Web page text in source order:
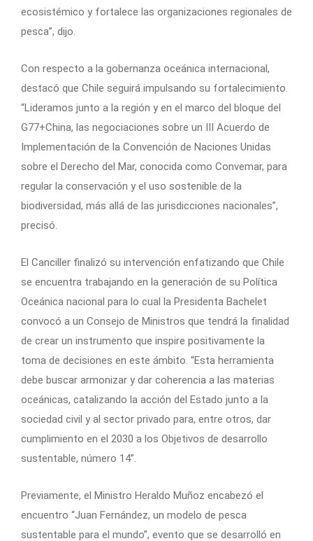
ecosistémico y fortalece las organizaciones regionales de
pesca”, dijo.
Con respecto a la gobernanza oceánica internacional,
destacó que Chile seguirá impulsando su fortalecimiento.
“Lideramos junto a la región y en el marco del bloque del
G77+China, las negociaciones sobre un III Acuerdo de
Implementación de la Convención de Naciones Unidas
sobre el Derecho del Mar, conocida como Convemar, para
regular la conservación y el uso sostenible de la
biodiversidad, más allá de las jurisdicciones nacionales”,
precisó.
El Canciller finalizó su intervención enfatizando que Chile
se encuentra trabajando en la generación de su Política
Oceánica nacional para lo cual la Presidenta Bachelet
convocó a un Consejo de Ministros que tendrá la finalidad
de crear un instrumento que inspire positivamente la
toma de decisiones en este ámbito. “Esta herramienta
debe buscar armonizar y dar coherencia a las materias
oceánicas, catalizando la acción del Estado junto a la
sociedad civil y al sector privado para, entre otros, dar
cumplimiento en el 2030 a los Objetivos de desarrollo
sustentable, número 14”.
Previamente, el Ministro Heraldo Muñoz encabezó el
encuentro “Juan Fernández, un modelo de pesca
sustentable para el mundo”, evento que se desarrolló en